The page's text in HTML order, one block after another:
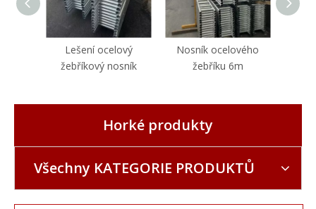
Lešení ocelový
žebříkový nosník
Nosník ocelového
žebříku 6m
Horké produkty
Všechny KATEGORIE PRODUKTŮ